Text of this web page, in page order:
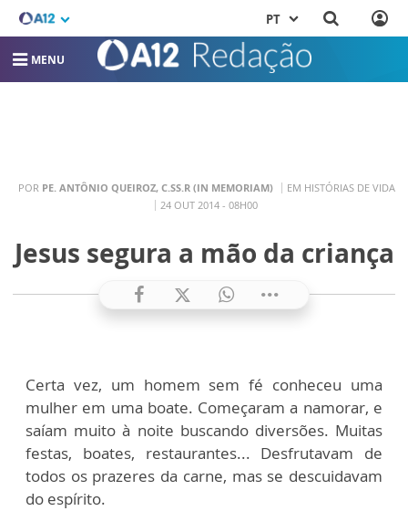
PT
MENU
POR PE. ANTÔNIO QUEIROZ, C.SS.R (IN MEMORIAM)
EM HISTÓRIAS DE VIDA
24 OUT 2014 - 08H00
Jesus segura a mão da criança
Certa vez, um homem sem fé conheceu uma
mulher em uma boate. Começaram a namorar, e
saíam muito à noite buscando diversões. Muitas
festas, boates, restaurantes... Desfrutavam de
todos os prazeres da carne, mas se descuidavam
do espírito.